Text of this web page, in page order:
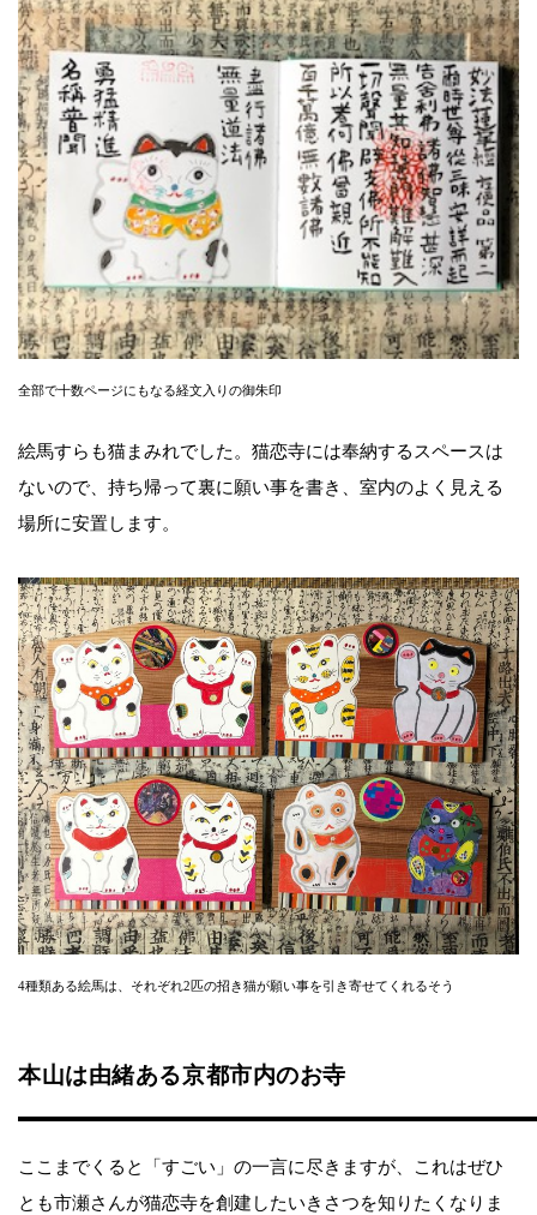
全部で十数ページにもなる経文入りの御朱印
絵馬すらも猫まみれでした。猫恋寺には奉納するスペースは
ないので、持ち帰って裏に願い事を書き、室内のよく見える
場所に安置します。
4種類ある絵馬は、それぞれ2匹の招き猫が願い事を引き寄せてくれるそう
本山は由緒ある京都市内のお寺
ここまでくると「すごい」の一言に尽きますが、これはぜひ
とも市瀬さんが猫恋寺を創建したいきさつを知りたくなりま